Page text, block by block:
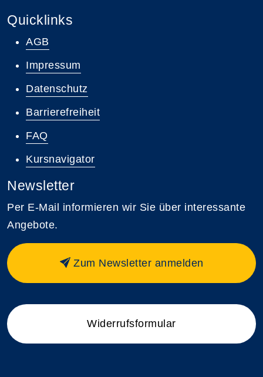
Quicklinks
AGB
Impressum
Datenschutz
Barrierefreiheit
FAQ
Kursnavigator
Newsletter
Per E-Mail informieren wir Sie über interessante
Angebote.
Zum Newsletter anmelden
Widerrufsformular